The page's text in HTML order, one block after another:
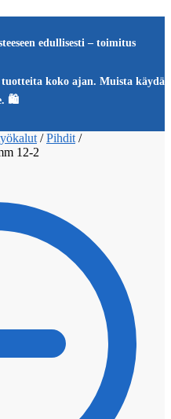
edullisesti – toimitus
koko ajan. Muista käydä
🛍️
/Pihdit /
12-2